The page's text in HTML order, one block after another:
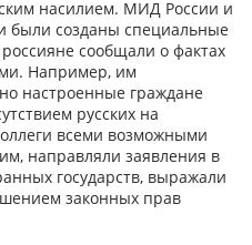
насилием. МИД России и
были созданы специальные
сообщали о фактах
Например, им
настроенные граждане
русских на
всеми возможными
направляли заявления в
государств, выражали
законных прав